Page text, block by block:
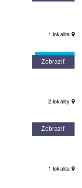
1 lokalita
Cool tip
Zobraziť
2lokality
Zobraziť
1 lokalita